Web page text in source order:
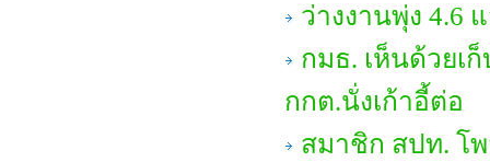
ว่างงานพุ่ง 4.6
กมธ. เห็นด้วยเ
กกต.นั่งเก้าอี้ต่อ
สมาชิก สปท. โ